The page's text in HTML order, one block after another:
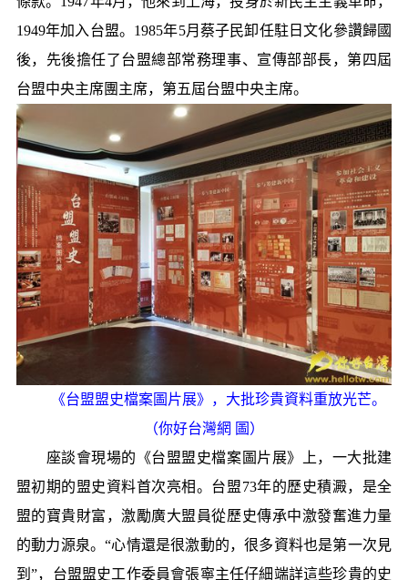
1949年加入台盟。1985年5月蔡子民卸任駐日文化參讚歸國
後，先後擔任了台盟總部常務理事、宣傳部部長，第四屆
台盟中央主席團主席，第五屆台盟中央主席。
《台盟盟史檔案圖片展》，大批珍貴資料重放光芒。
（你好台灣網 圖）
座談會現場的《台盟盟史檔案圖片展》上，一大批建
盟初期的盟史資料首次亮相。台盟73年的歷史積澱，是全
盟的寶貴財富，激勵廣大盟員從歷史傳承中激發奮進力量
的動力源泉。“心情還是很激動的，很多資料也是第一次見
到”，台盟盟史工作委員會張寧主任仔細端詳這些珍貴的史